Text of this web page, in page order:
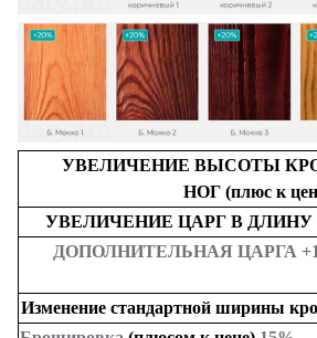
УВЕЛИЧЕНИЕ ВЫСОТЫ
НОГ (плюс к
УВЕЛИЧЕНИЕ ЦАРГ В ДЛИНУ
ДОПОЛНИТЕЛЬНАЯ ЦАРГА
Изменение стандартной ширины